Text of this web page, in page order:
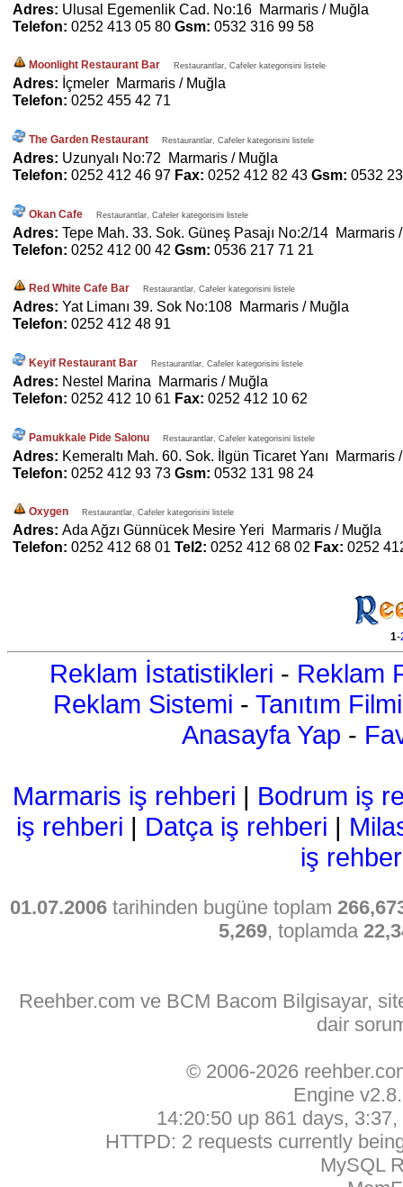
Adres: Ulusal Egemenlik Cad. No:16 Marmaris / Muğla
Telefon: 0252 413 05 80 Gsm: 0532 316 99 58
Moonlight Restaurant Bar Restaurantlar, Cafeler kategorisini listele
Adres: İçmeler Marmaris / Muğla
Telefon: 0252 455 42 71
The Garden Restaurant Restaurantlar, Cafeler kategorisini listele
Adres: Uzunyalı No:72 Marmaris / Muğla
Telefon: 0252 412 46 97 Fax: 0252 412 82 43 Gsm: 0532
Okan Cafe Restaurantlar, Cafeler kategorisini listele
Adres: Tepe Mah. 33. Sok. Güneş Pasajı No:2/14 Marmaris
Telefon: 0252 412 00 42 Gsm: 0536 217 71 21
Red White Cafe Bar Restaurantlar, Cafeler kategorisini listele
Adres: Yat Limanı 39. Sok No:108 Marmaris / Muğla
Telefon: 0252 412 48 91
Keyif Restaurant Bar Restaurantlar, Cafeler kategorisini listele
Adres: Nestel Marina Marmaris / Muğla
Telefon: 0252 412 10 61 Fax: 0252 412 10 62
Pamukkale Pide Salonu Restaurantlar, Cafeler kategorisini listele
Adres: Kemeraltı Mah. 60. Sok. İlgün Ticaret Yanı Marmaris
Telefon: 0252 412 93 73 Gsm: 0532 131 98 24
Oxygen Restaurantlar, Cafeler kategorisini listele
Adres: Ada Ağzı Günnücek Mesire Yeri Marmaris / Muğla
Telefon: 0252 412 68 01 Tel2: 0252 412 68 02 Fax: 0252
1-
Reklam İstatistikleri - Reklam
Reklam Sistemi - Tanıtım Filmi
Anasayfa Yap -
Marmaris iş rehberi | Bodrum iş
iş rehberi | Datça iş rehberi |
iş
01.07.2006 tarihinden bugüne toplam
5,269, toplamda
Reehber.com ve BCM Bacom Bilgisayar,
dair
© 2006-2026
Engine
14:20:50 up 861 days,
HTTPD: 2 requests currently
MySQL